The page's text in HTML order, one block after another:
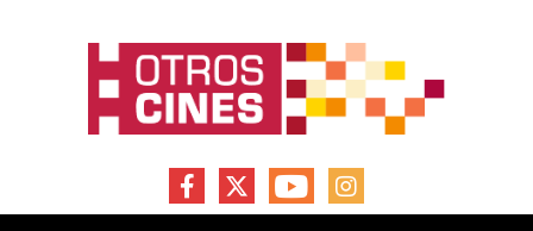
FACEBOOKYOUTUBEINSTAGRAM